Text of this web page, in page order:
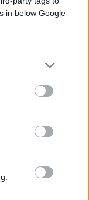
in below Google